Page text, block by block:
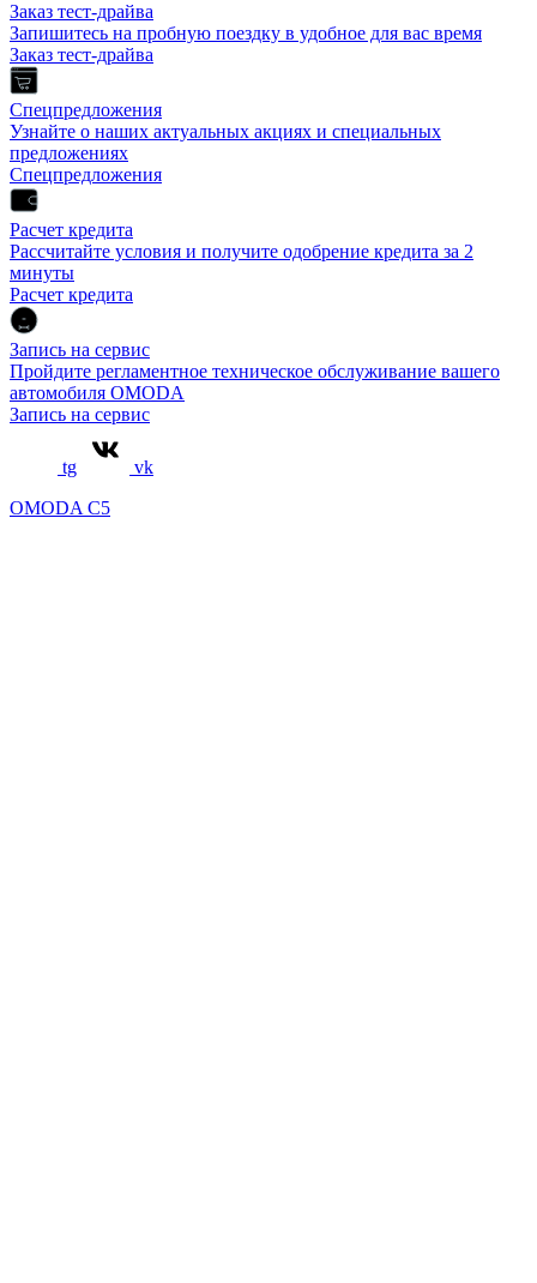
Заказ тест-драйва
Запишитесь на пробную поездку в удобное для вас время
Заказ тест-драйва
Спецпредложения
Узнайте о наших актуальных акциях и специальных
предложениях
Спецпредложения
Расчет кредита
Рассчитайте условия и получите одобрение кредита за 2
минуты
Расчет кредита
Запись на сервис
Пройдите регламентное техническое обслуживание вашего
автомобиля OMODA
Запись на сервис
tg
vk
OMODA C5